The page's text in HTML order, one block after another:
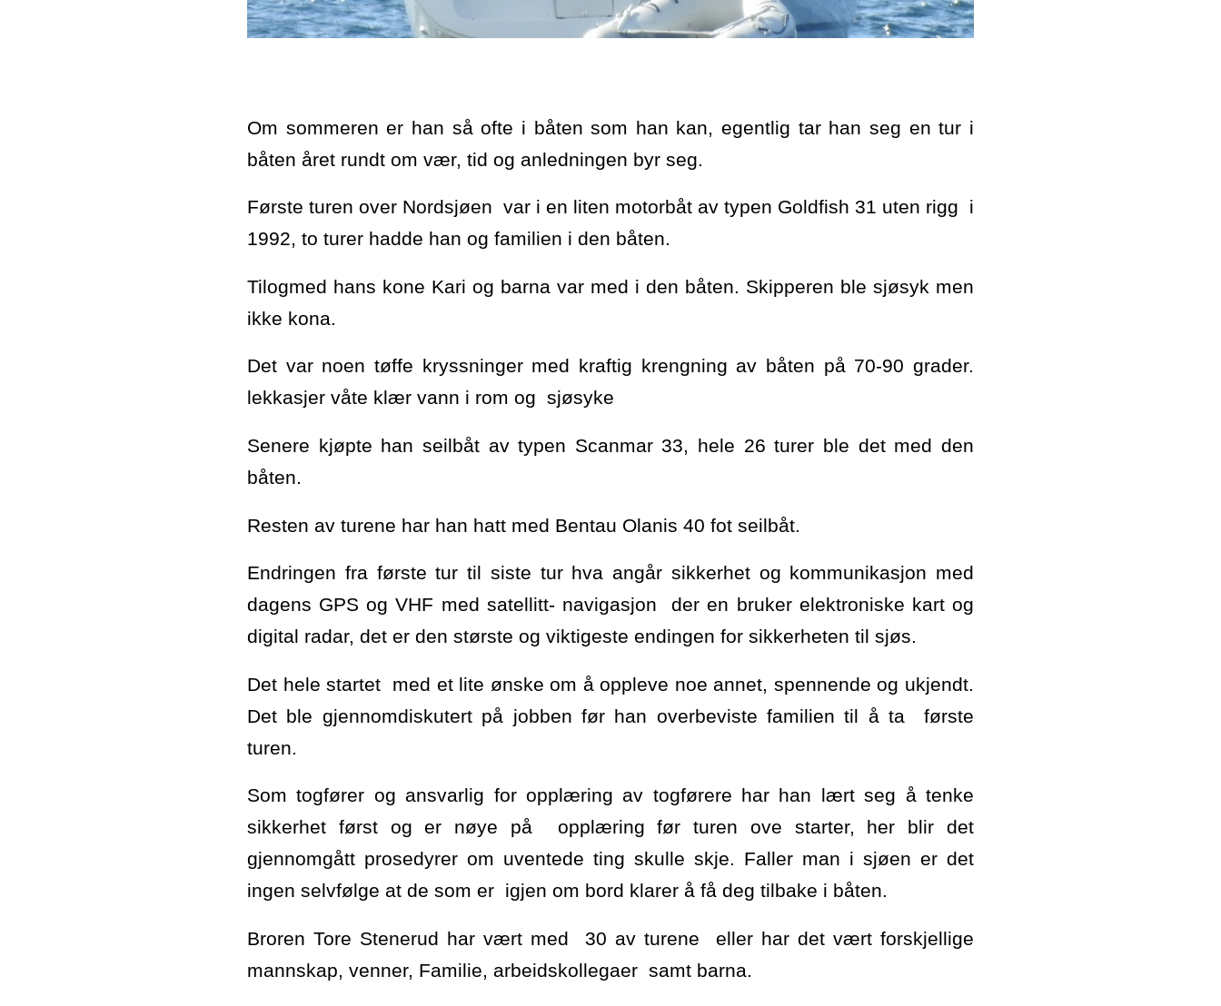
Om sommeren er han så ofte i båten som han kan, egentlig tar han seg en tur i
båten året rundt om vær, tid og anledningen byr seg.
Første turen over Nordsjøen var i en liten motorbåt av typen Goldfish 31 uten rigg i
1992, to turer hadde han og familien i den båten.
Tilogmed hans kone Kari og barna var med i den båten. Skipperen ble sjøsyk men
ikke kona.
Det var noen tøffe kryssninger med kraftig krengning av båten på 70-90 grader.
lekkasjer våte klær vann i rom og sjøsyke
Senere kjøpte han seilbåt av typen Scanmar 33, hele 26 turer ble det med den
båten.
Resten av turene har han hatt med Bentau Olanis 40 fot seilbåt.
Endringen fra første tur til siste tur hva angår sikkerhet og kommunikasjon med
dagens GPS og VHF med satellitt- navigasjon der en bruker elektroniske kart og
digital radar, det er den største og viktigeste endingen for sikkerheten til sjøs.
Det hele startet med et lite ønske om å oppleve noe annet, spennende og ukjendt.
Det ble gjennomdiskutert på jobben før han overbeviste familien til å ta første
turen.
Som togfører og ansvarlig for opplæring av togførere har han lært seg å tenke
sikkerhet først og er nøye på opplæring før turen ove starter, her blir det
gjennomgått prosedyrer om uventede ting skulle skje. Faller man i sjøen er det
ingen selvfølge at de som er igjen om bord klarer å få deg tilbake i båten.
Broren Tore Stenerud har vært med 30 av turene eller har det vært forskjellige
mannskap, venner, Familie, arbeidskollegaer samt barna.